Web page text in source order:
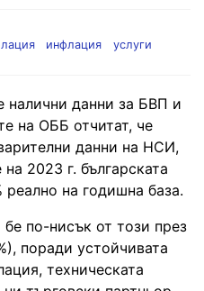
инфлация
услуги
налични данни за БВП и
на ОББ отчитат, че
данни на НСИ,
2023 г. българската
реално на годишна база.
по-нисък от този през
поради устойчивата
техническата